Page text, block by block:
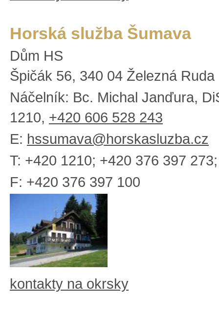
Horská služba Šumava
Dům HS
Špičák 56, 340 04 Železná Ruda
Náčelník: Bc. Michal Janďura,
1210, +420 606 528 243
E: hssumava@horskasluzba.cz
T: +420 1210; +420 376 397 273;
F: +420 376 397 100
kontakty na okrsky